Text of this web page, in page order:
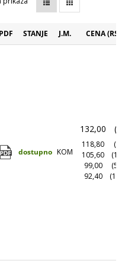
PDF STANJE J.M. CENA
dostupno KOM
132,00
118,80
105,60
99,00
92,40